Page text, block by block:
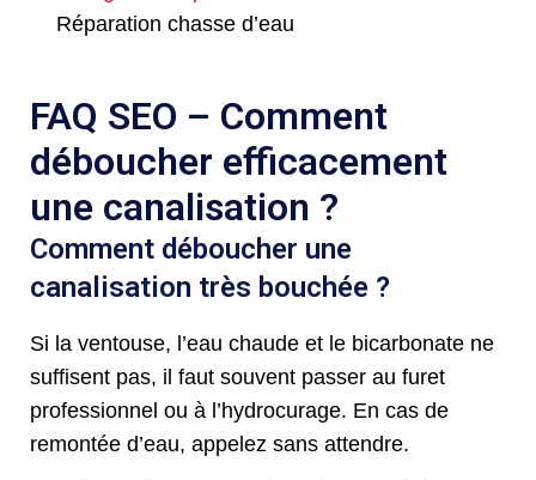
Réparation chasse d’eau
FAQ SEO – Comment
déboucher efficacement
une canalisation ?
Comment déboucher une
canalisation très bouchée ?
Si la ventouse, l’eau chaude et le bicarbonate ne
suffisent pas, il faut souvent passer au furet
professionnel ou à l’hydrocurage. En cas de
remontée d’eau, appelez sans attendre.